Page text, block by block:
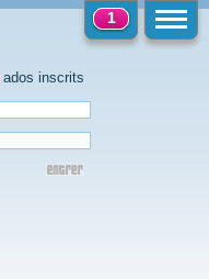
ados inscrits
1